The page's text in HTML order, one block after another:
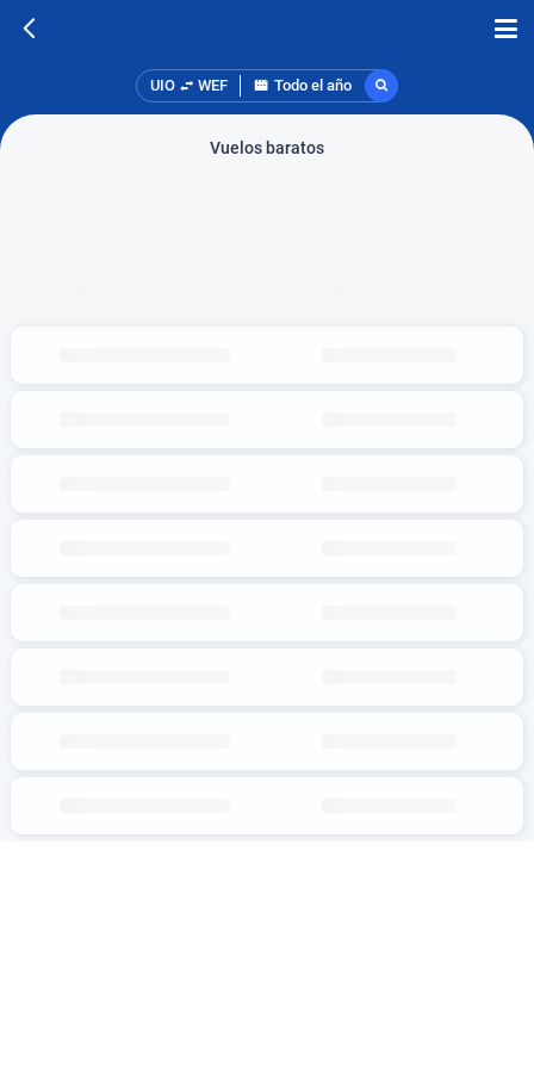
UIO WEF Todo el año
Vuelos baratos